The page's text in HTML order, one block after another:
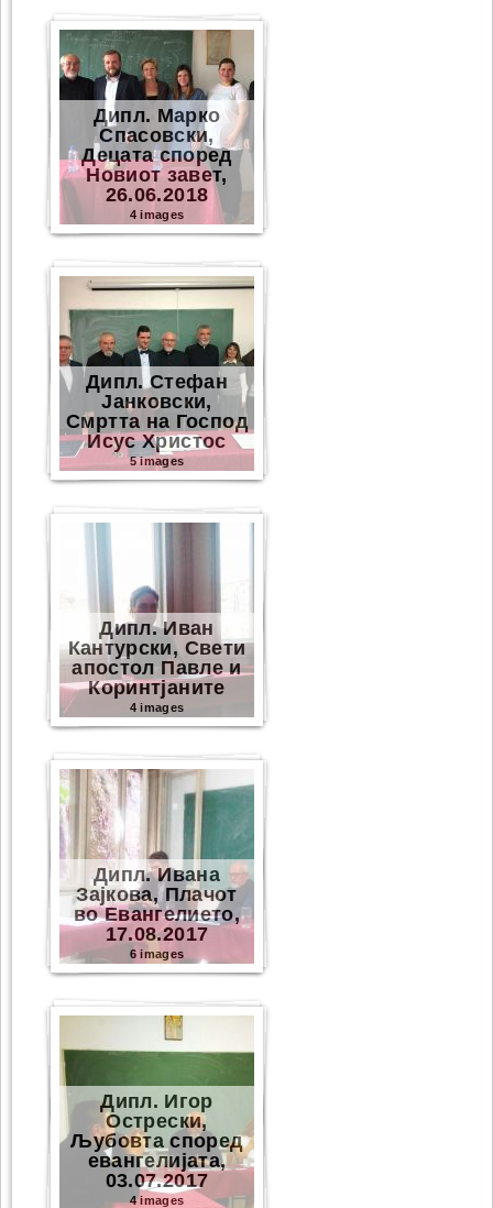
Дипл. Марко
Спасовски,
Децата според
Новиот завет,
26.06.2018
4 images
Дипл. Стефан
Јанковски,
Смртта на Господ
Исус Христос
5 images
Дипл. Иван
Кантурски, Свети
апостол Павле и
Коринтјаните
4 images
Дипл. Ивана
Зајкова, Плачот
во Евангелието,
17.08.2017
6 images
Дипл. Игор
Острески,
Љубовта според
евангелијата,
03.07.2017
4 images